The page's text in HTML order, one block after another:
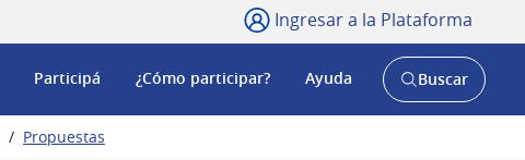
Ingresar a la Plataforma
Participá ¿Cómo participar? Ayuda
AbrirBuscar
/ Propuestas